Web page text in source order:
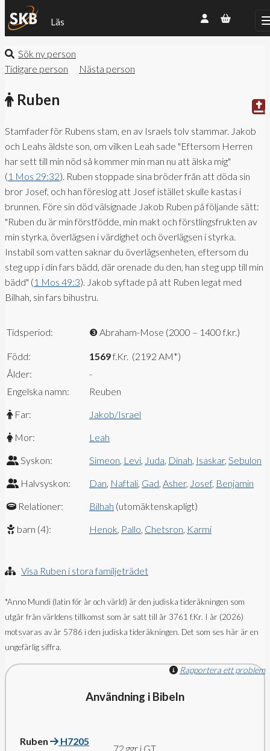
Läs
Sök ny person
Tidigare person
Nästa person
Ruben
Stamfader för Rubens stam, en av Israels tolv stammar. Jakob
och Leahs äldste son, om vilken Leah sade "Eftersom Herren
har sett till min nöd så kommer min man nu att älska mig"
(1 Mos 29:32). Ruben stoppade sina bröder från att döda sin
bror Josef, och han föreslog att Josef istället skulle kastas i
brunnen. Före sin död välsignade Jakob Ruben på följande sätt:
"Ruben du är min förstfödde, min makt och förstlingsfrukten av
min styrka, överlägsen i värdighet och överlägsen i styrka.
Instabil som vatten saknar du överlägsenheten, eftersom du
steg upp i din fars bädd, där orenade du den, han steg upp till min
bädd" (1 Mos 49:3). Jakob syftade på att Ruben legat med
Bilhah, sin fars bihustru.
Tidsperiod: ❸Abraham-Mose (2000 – 1400 f.kr.)
Född: 1569f.Kr. (2192 AM*)
Ålder:
-
Engelska namn:
Reuben
Far:
Jakob/Israel
Mor:
Leah
Syskon:
Simeon, Levi, Juda, Dinah, Isaskar, Sebulon
Halvsyskon:
Dan, Naftali, Gad, Asher, Josef, Benjamin
Relationer:
Bilhah (utomäktenskapligt)
barn (4):
Henok, Pallo, Chetsron, Karmi
Visa Ruben i stora familjeträdet
*Anno Mundi (latin för år och värld) är den judiska tideräkningen som
utgår från världens tillkomst som är satt till år 3761 f.Kr. I år (2026)
motsvaras av år 5786 i den judiska tideräkningen. Det som ses här är en
ungefärlig siffra.
Rapportera ett problem
Användning i Bibeln
Ruben
H7205
72 ggr i GT